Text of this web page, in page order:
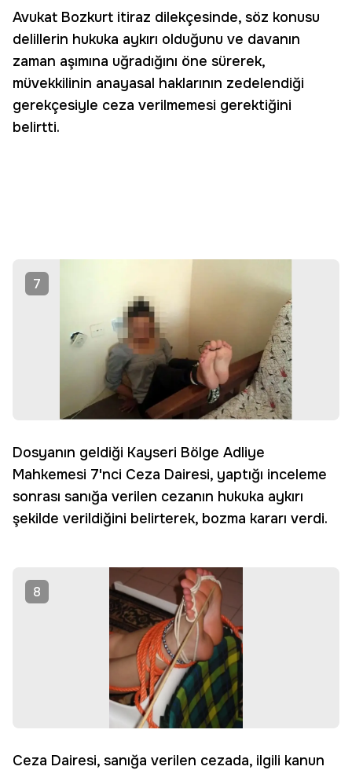
Avukat Bozkurt itiraz dilekçesinde, söz konusu
delillerin hukuka aykırı olduğunu ve davanın
zaman aşımına uğradığını öne sürerek,
müvekkilinin anayasal haklarının zedelendiği
gerekçesiyle ceza verilmemesi gerektiğini
belirtti.
7
Dosyanın geldiği Kayseri Bölge Adliye
Mahkemesi 7'nci Ceza Dairesi, yaptığı inceleme
sonrası sanığa verilen cezanın hukuka aykırı
şekilde verildiğini belirterek, bozma kararı verdi.
8
Ceza Dairesi, sanığa verilen cezada, ilgili kanun